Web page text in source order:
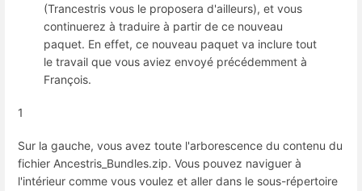
(Trancestris vous le proposera d'ailleurs), et vous
continuerez à traduire à partir de ce nouveau
paquet. En effet, ce nouveau paquet va inclure tout
le travail que vous aviez envoyé précédemment à
François.
1
Sur la gauche, vous avez toute l'arborescence du contenu du
fichier Ancestris_Bundles.zip. Vous pouvez naviguer à
l'intérieur comme vous voulez et aller dans le sous-répertoire